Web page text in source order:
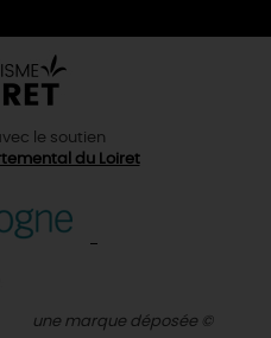
le soutien
du Loiret
une marque déposée ©